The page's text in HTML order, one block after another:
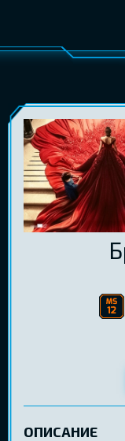
ФИЛЬМЫ
КОНФЕРЕНЦИИ
ОПИСАНИЕ